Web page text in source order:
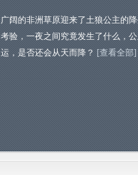
广阔的非洲草原迎来了土狼公主的
考验，一夜之间究竟发生了什么，
运，是否还会从天而降？ [查看全部]